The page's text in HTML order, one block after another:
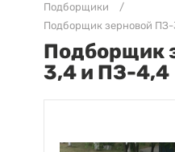
Подборщики
/
Подборщик зерновой
Подборщик
3,4 и ПЗ-4,4